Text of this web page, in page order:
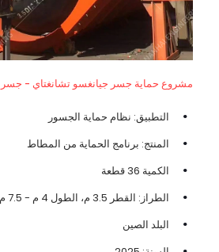
مشروع حماية جسر جيانغسو تشانغتاي - جسر
التطبيق: نظام حماية الجسور
المنتج: برنامج الحماية من المطاط
الكمية 36 قطعة
الطراز: القطر 3.5 م، الطول 4 م - 7.5 م
البلد الصين